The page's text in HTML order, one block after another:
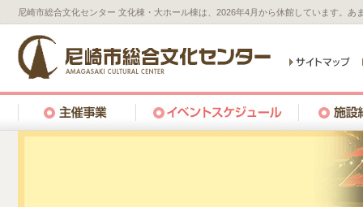
尼崎市総合文化センター 文化棟・大ホール棟は、2026年4月から休館しています。